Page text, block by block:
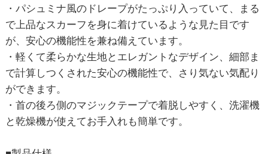
・パシュミナ風のドレープがたっぷり入っていて、まる
で上品なスカーフを身に着けているような見た目です
が、安心の機能性を兼ね備えています。
・軽くて柔らかな生地とエレガントなデザイン、細部ま
で計算しつくされた安心の機能性で、さり気ない気配り
ができます。
・首の後ろ側のマジックテープで着脱しやすく、洗濯機
と乾燥機が使えてお手入れも簡単です。